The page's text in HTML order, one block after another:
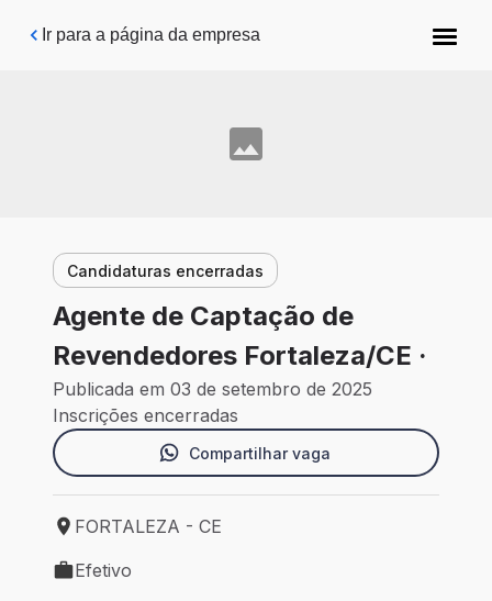
Pular para o conteúdo principal
Ir para a página da empresa
Candidaturas encerradas
Agente de Captação de
Revendedores Fortaleza/CE ·
Publicada em 03 de setembro de 2025
Inscrições encerradas
Compartilhar vaga
Local de trabalho: FORTALEZA - CE
FORTALEZA - CE
Tipo de vaga: Efetivo
Efetivo